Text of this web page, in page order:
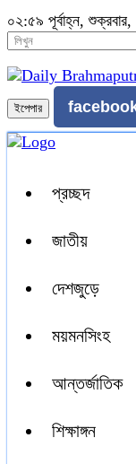
০২:৫৯ পূর্বাহ্ন,
ইপেপার
প্রচ্ছদ
জাতীয়
দেশজুড়ে
ময়মনসিংহ
আন্তর্জাতিক
শিক্ষাঙ্গন